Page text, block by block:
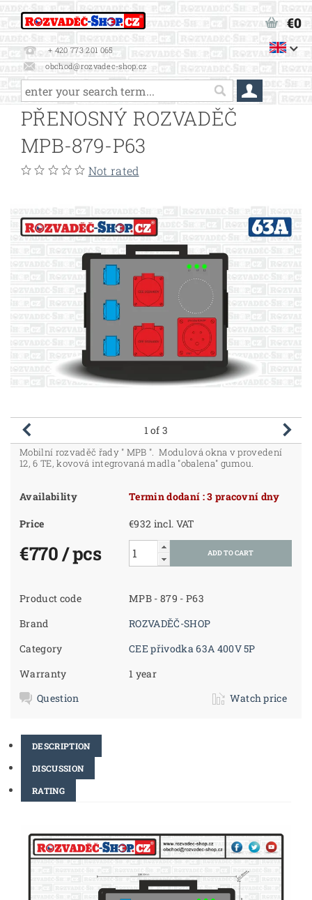
+ 420 773 201 065
obchod@rozvadec-shop.cz
€0
PŘENOSNÝ ROZVADĚČ
MPB-879-P63
Not rated
1of 3
Mobilní rozvaděč řady " MPB ". Modulová okna v provedení
12, 6 TE, kovová integrovaná madla "obalena" gumou.
Availability Termin dodaní : 3 pracovní dny
Price €932 incl. VAT
€770/ pcs
Product code
MPB - 879 - P63
Brand
ROZVADĚČ-SHOP
Category
CEE přivodka 63A 400V 5P
Warranty
1 year
Question
Watch price
DESCRIPTION
DISCUSSION
RATING